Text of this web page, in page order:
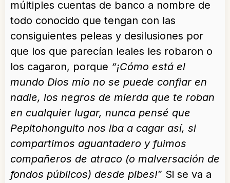
múltiples cuentas de banco a nombre de
todo conocido que tengan con las
consiguientes peleas y desilusiones por
que los que parecían leales les robaron o
los cagaron, porque “¡Cómo está el
mundo Dios mío no se puede confiar en
nadie, los negros de mierda que te roban
en cualquier lugar, nunca pensé que
Pepitohonguito nos iba a cagar así, si
compartimos aguantadero y fuimos
compañeros de atraco (o malversación de
fondos públicos) desde pibes!” Si se va a